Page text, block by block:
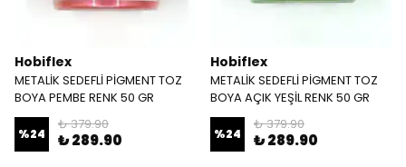
Hobiflex
METALİK SEDEFLİ PİGMENT TOZ
BOYA PEMBE RENK 50 GR
%24
₺ 379.90
₺ 289.90
Hobiflex
METALİK SEDEFLİ PİGMENT TOZ
BOYA AÇIK YEŞİL RENK 50 GR
%24
₺ 379.90
₺ 289.90